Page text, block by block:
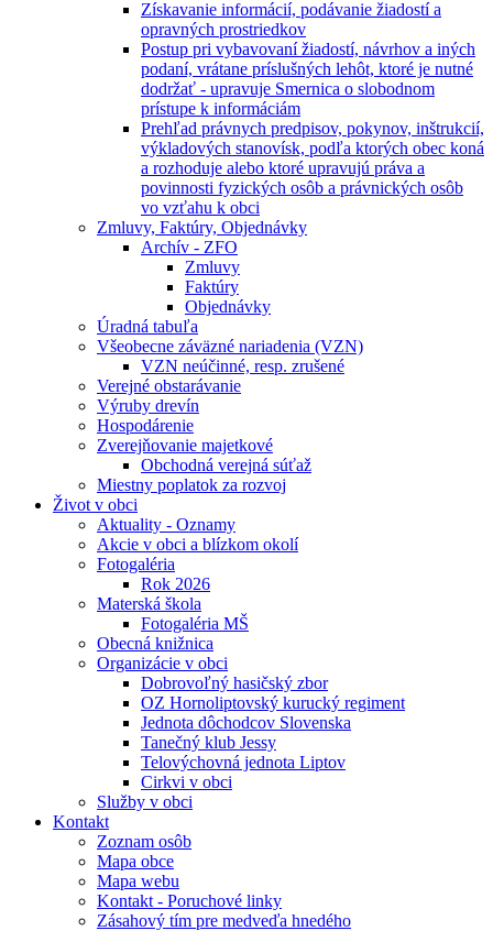
Získavanie informácií, podávanie žiadostí a
opravných prostriedkov
Postup pri vybavovaní žiadostí, návrhov a iných
podaní, vrátane príslušných lehôt, ktoré je nutné
dodržať - upravuje Smernica o slobodnom
prístupe k informáciám
Prehľad právnych predpisov, pokynov, inštrukcií,
výkladových stanovísk, podľa ktorých obec koná
a rozhoduje alebo ktoré upravujú práva a
povinnosti fyzických osôb a právnických osôb
vo vzťahu k obci
Zmluvy, Faktúry, Objednávky
Archív - ZFO
Zmluvy
Faktúry
Objednávky
Úradná tabuľa
Všeobecne záväzné nariadenia (VZN)
VZN neúčinné, resp. zrušené
Verejné obstarávanie
Výruby drevín
Hospodárenie
Zverejňovanie majetkové
Obchodná verejná súťaž
Miestny poplatok za rozvoj
Život v obci
Aktuality - Oznamy
Akcie v obci a blízkom okolí
Fotogaléria
Rok 2026
Materská škola
Fotogaléria MŠ
Obecná knižnica
Organizácie v obci
Dobrovoľný hasičský zbor
OZ Hornoliptovský kurucký regiment
Jednota dôchodcov Slovenska
Tanečný klub Jessy
Telovýchovná jednota Liptov
Cirkvi v obci
Služby v obci
Kontakt
Zoznam osôb
Mapa obce
Mapa webu
Kontakt - Poruchové linky
Zásahový tím pre medveďa hnedého